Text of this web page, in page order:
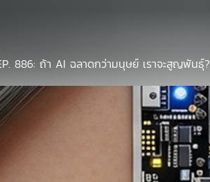
886: ถ้า AI ฉลาดกว่ามนุษย์ เราจะสูญพันธุ์?